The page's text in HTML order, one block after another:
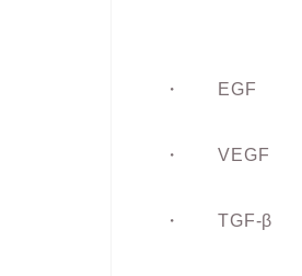
・
・
・ TGF-β